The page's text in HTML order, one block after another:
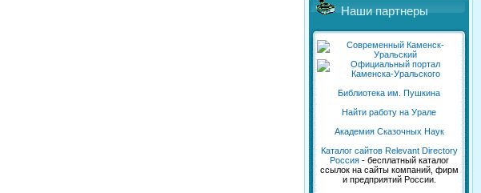
Наши партнеры
Библиотека им. Пушкина
Найти работу на Урале
Академия Сказочных Наук
Каталог сайтов Relevant Directory
Россия- бесплатный каталог
ссылок на сайты компаний, фирм
и предприятий России.